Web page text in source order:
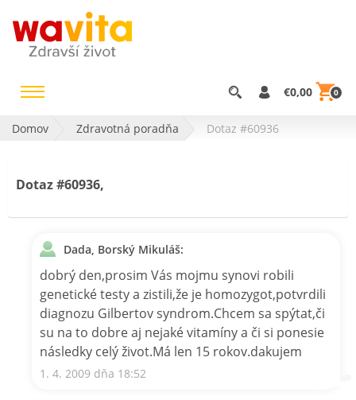
€0,00 0
Domov Zdravotná poradňa Dotaz #60936
Dotaz #60936,
Dada, Borský Mikuláš:
dobrý den,prosim Vás mojmu synovi robili
genetické testy a zistili,že je homozygot,potvrdili
diagnozu Gilbertov syndrom.Chcem sa spýtat,či
su na to dobre aj nejaké vitamíny a či si ponesie
následky celý život.Má len 15 rokov.dakujem
1. 4. 2009 dňa 18:52